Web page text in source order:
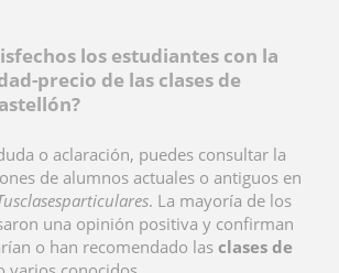
los estudiantes con la
precio de las clases de
o aclaración, puedes consultar la
de alumnos actuales o antiguos en
. La mayoría de los
una opinión positiva y confirman
o han recomendado las clases de